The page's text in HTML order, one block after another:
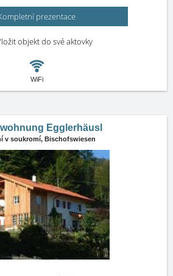
prezentace
objekt do své aktovky
WiFi
Egglerhäusl
v soukromí, Bischofswiesen